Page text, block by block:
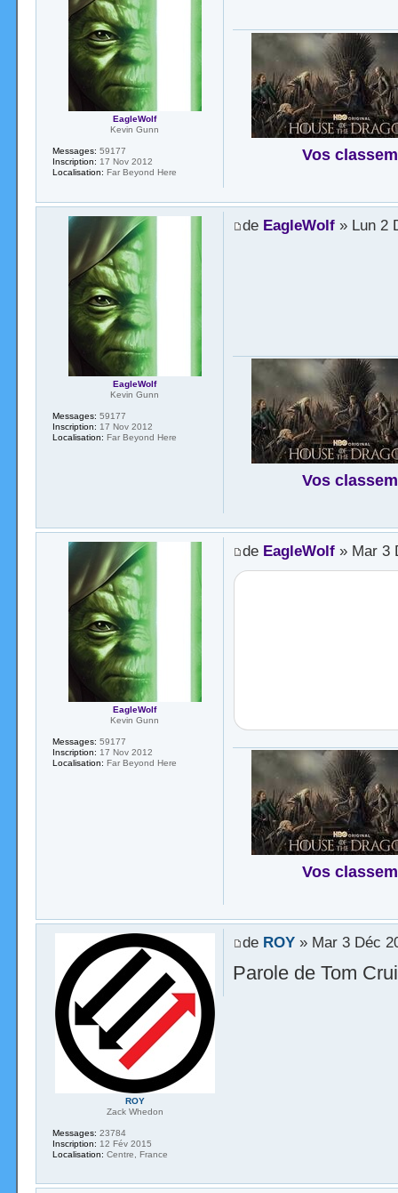
Vos
EagleWolf
Kevin Gunn
Messages: 59177
Inscription: 17 Nov 2012
Localisation: Far Beyond Here
de EagleWolf» Lun 2
Vos
EagleWolf
Kevin Gunn
Messages: 59177
Inscription: 17 Nov 2012
Localisation: Far Beyond Here
de EagleWolf» Mar 3
Vos
EagleWolf
Kevin Gunn
Messages: 59177
Inscription: 17 Nov 2012
Localisation: Far Beyond Here
de ROY» Mar 3 Déc
Parole de Tom
ROY
Zack Whedon
Messages: 23784
Inscription: 12 Fév 2015
Localisation: Centre, France